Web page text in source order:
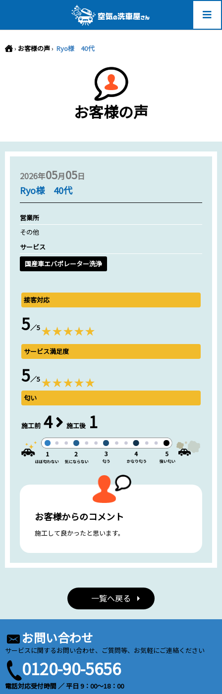
› お客様の声› Ryo様 40代
お客様の声
2026年05月05日
Ryo様 40代
営業所
その他
サービス
国産車エバポレーター洗浄
接客対応
5／5
サービス満足度
5／5
匂い
施工前 4 施工後 1
お客様からのコメント
施工して良かったと思います。
一覧へ戻る
お問い合わせ
サービスに関するお問い合わせ、ご質問等、お気軽にご連絡ください
0120-90-5656
電話対応受付時間 ／ 平日 9：00～18：00